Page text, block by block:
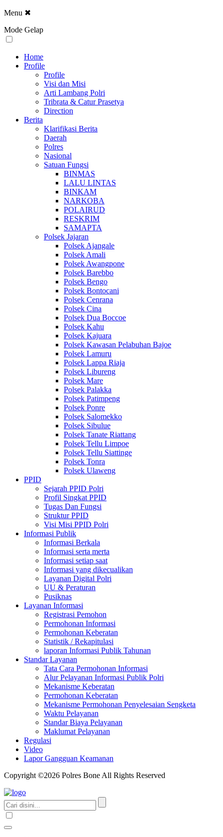
Menu ✖
Mode Gelap
Home
Profile
Profile
Visi dan Misi
Arti Lambang Polri
Tribrata & Catur Prasetya
Direction
Berita
Klarifikasi Berita
Daerah
Polres
Nasional
Satuan Fungsi
BINMAS
LALU LINTAS
BINKAM
NARKOBA
POLAIRUD
RESKRIM
SAMAPTA
Polsek Jajaran
Polsek Ajangale
Polsek Amali
Polsek Awangpone
Polsek Barebbo
Polsek Bengo
Polsek Bontocani
Polsek Cenrana
Polsek Cina
Polsek Dua Boccoe
Polsek Kahu
Polsek Kajuara
Polsek Kawasan Pelabuhan Bajoe
Polsek Lamuru
Polsek Lappa Riaja
Polsek Libureng
Polsek Mare
Polsek Palakka
Polsek Patimpeng
Polsek Ponre
Polsek Salomekko
Polsek Sibulue
Polsek Tanate Riattang
Polsek Tellu Limpoe
Polsek Tellu Siattinge
Polsek Tonra
Polsek Ulaweng
PPID
Sejarah PPID Polri
Profil Singkat PPID
Tugas Dan Fungsi
Struktur PPID
Visi Misi PPID Polri
Informasi Publik
Informasi Berkala
Informasi serta merta
Informasi setiap saat
Informasi yang dikecualikan
Layanan Digital Polri
UU & Peraturan
Pusiknas
Layanan Informasi
Registrasi Pemohon
Permohonan Informasi
Permohonan Keberatan
Statistik / Rekapitulasi
laporan Informasi Publik Tahunan
Standar Layanan
Tata Cara Permohonan Informasi
Alur Pelayanan Informasi Publik Polri
Mekanisme Keberatan
Permohonan Keberatan
Mekanisme Permohonan Penyelesaian Sengketa
Waktu Pelayanan
Standar Biaya Pelayanan
Maklumat Pelayanan
Regulasi
Video
Lapor Gangguan Keamanan
Copyright ©2026 Polres Bone All Rights Reserved